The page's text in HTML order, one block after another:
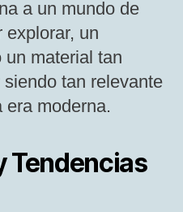
a un mundo de
explorar, un
un material tan
tan relevante
moderna.
Tendencias